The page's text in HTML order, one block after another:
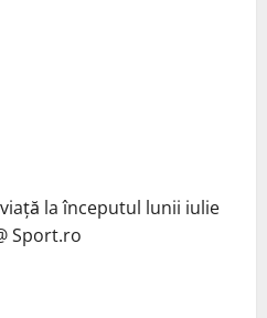
la începutul lunii iulie
Sport.ro